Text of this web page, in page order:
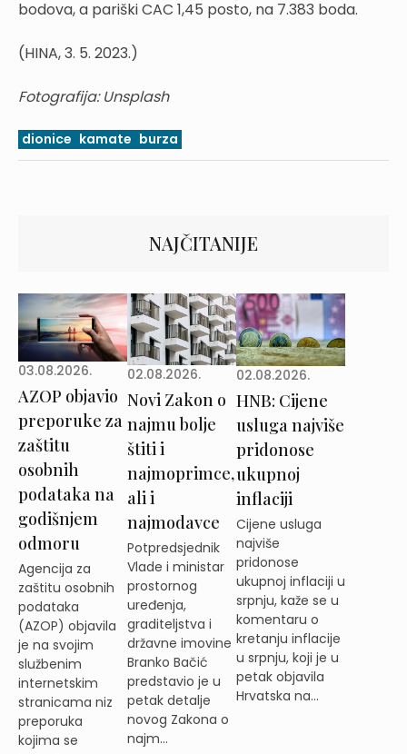
bodova, a pariški CAC 1,45 posto, na 7.383 boda.
(HINA, 3. 5. 2023.)
Fotografija: Unsplash
dionice kamate burza
NAJČITANIJE
03.08.2026.
AZOP objavio
preporuke za
zaštitu
osobnih
podataka na
godišnjem
odmoru
Agencija za
zaštitu osobnih
podataka
(AZOP) objavila
je na svojim
službenim
internetskim
stranicama niz
preporuka
kojima se
02.08.2026.
Novi Zakon o
najmu bolje
štiti i
najmoprimce,
ali i
najmodavce
Potpredsjednik
Vlade i ministar
prostornog
uređenja,
graditeljstva i
državne imovine
Branko Bačić
predstavio je u
petak detalje
novog Zakona o
najm...
02.08.2026.
HNB: Cijene
usluga najviše
pridonose
ukupnoj
inflaciji
Cijene usluga
najviše
pridonose
ukupnoj inflaciji u
srpnju, kaže se u
komentaru o
kretanju inflacije
u srpnju, koji je u
petak objavila
Hrvatska na...